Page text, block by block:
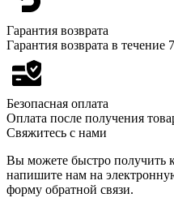
Гарантия возврата
Гарантия возврата в течение
Безопасная оплата
Оплата после получения
Свяжитесь с нами
Вы можете быстро получить
напишите нам на
форму обратной связи.